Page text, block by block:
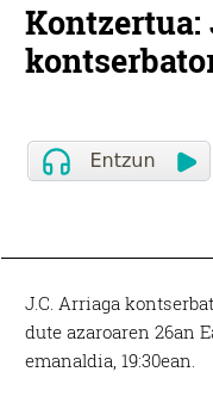
Kontzertua:
J.C. Arriaga
dute azaroaren 26an
emanaldia, 19:30ean.